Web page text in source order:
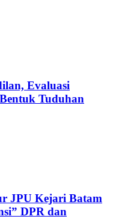
Evaluasi
Tuduhan
JPU Kejari Batam
DPR dan